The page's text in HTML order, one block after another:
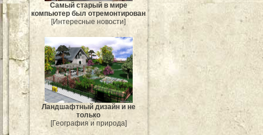
Самый старый в мире
компьютер был отремонтирован
[Интересные новости]
Ландшафтный дизайн и не
только
[География и природа]